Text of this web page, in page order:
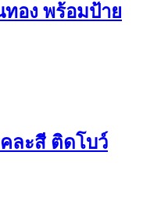
ทอง พร้อมป้าย
ละสี ติดโบว์